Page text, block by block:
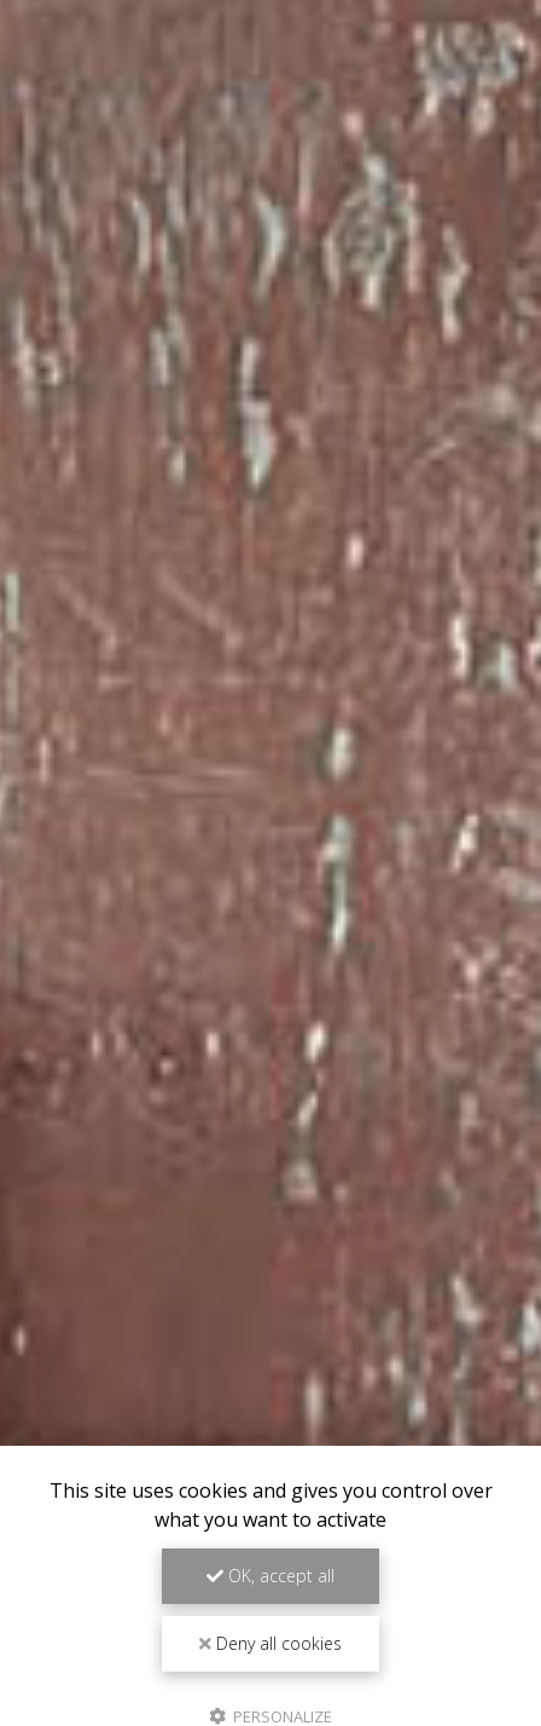
This site uses cookies and gives you control over
what you want to activate
OK, accept all
Deny all cookies
PERSONALIZE